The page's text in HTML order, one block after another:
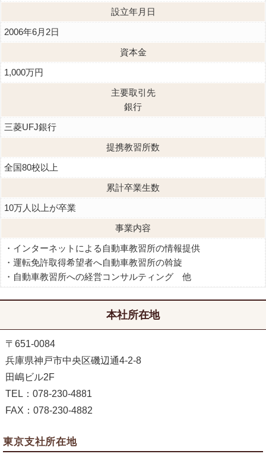
設立年月日
2006年6月2日
資本金
1,000万円
主要取引先
銀行
三菱UFJ銀行
提携教習所数
全国80校以上
累計卒業生数
10万人以上が卒業
事業内容
インターネットによる自動車教習所の情報提供
運転免許取得希望者へ自動車教習所の斡旋
自動車教習所への経営コンサルティング 他
本社所在地
〒651-0084
兵庫県神戸市中央区磯辺通4-2-8
田嶋ビル2F
TEL：078-230-4881
FAX：078-230-4882
東京支社所在地